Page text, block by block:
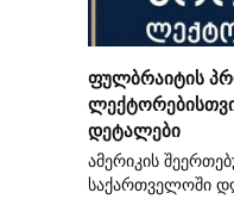
ფულბრაიტის
დეტალები
ამერიკის
საქართველოში